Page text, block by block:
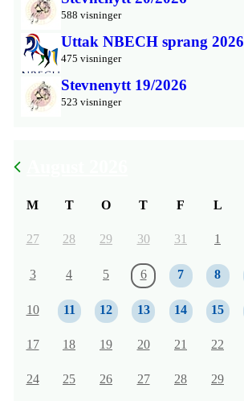
588 visninger
Uttak NBECH sprang 2026
475 visninger
Stevnenytt 19/2026
523 visninger
M T O T F L
27 28 29 30 31 1
3 4 5 6 7 8
10 11 12 13 14 15
17 18 19 20 21 22
24 25 26 27 28 29